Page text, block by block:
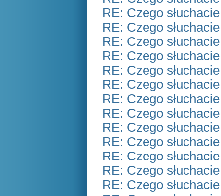
RE: Czego
RE: Czego
RE: Czego
RE: Czego
RE: Czego
RE: Czego
RE: Czego
RE: Czego
RE: Czego
RE: Czego
RE: Czego
RE: Czego
RE: Czego